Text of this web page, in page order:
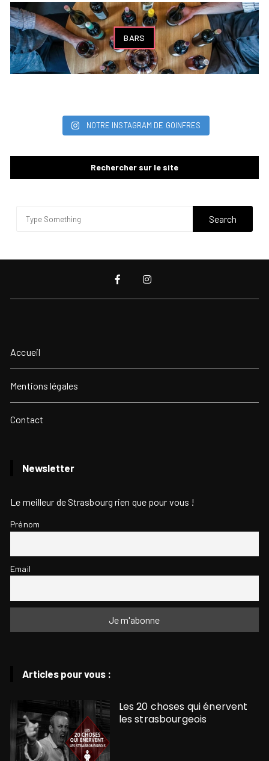
BARS
NOTRE INSTAGRAM DE GOINFRES
Rechercher sur le site
Accueil
Mentions légales
Contact
Newsletter
Le meilleur de Strasbourg rien que pour vous !
Prénom
Email
Articles pour vous :
Les 20 choses qui énervent
les strasbourgeois